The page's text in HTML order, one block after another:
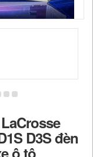
D3S đèn
ô tô